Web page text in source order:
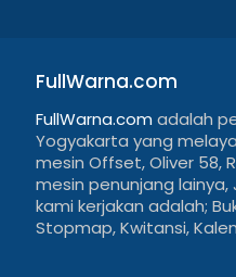
FullWarna.com
FullWarna.com adalah
Yogyakarta yang
mesin Offset, Oliver 58,
mesin penunjang
kami kerjakan adalah;
Stopmap, Kwitansi,